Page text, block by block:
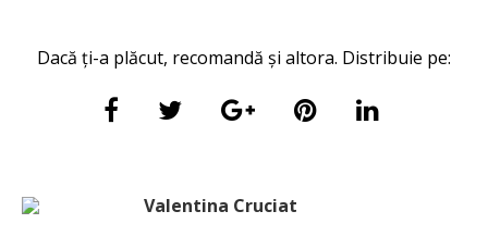
Dacă ți-a plăcut, recomandă și altora. Distribuie pe:
Valentina Cruciat